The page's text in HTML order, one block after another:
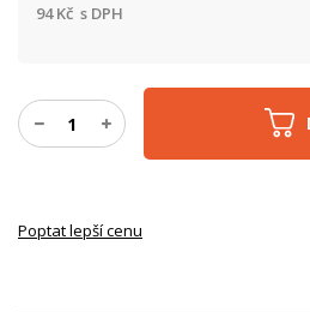
94Kč s DPH
Poptat lepší cenu